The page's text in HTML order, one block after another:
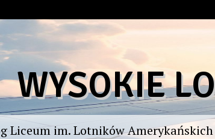
WYSOKIE
Liceum im. Lotników